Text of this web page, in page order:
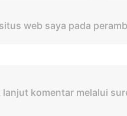
web saya pada
komentar melalui